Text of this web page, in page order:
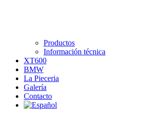
Productos
Información técnica
XT600
BMW
La Pieceria
Galería
Contacto